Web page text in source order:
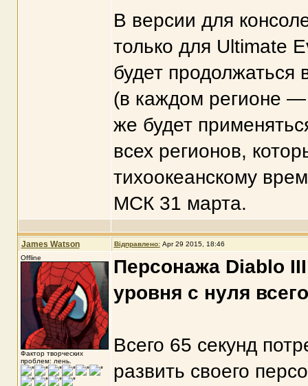
В версии для
только для Ultimate
будет продолжаться
(в каждом регионе
же будет
всех регионов,
тихоокеанскому
МСК 31 марта.
James Watson Відправлено: Apr 29 2015, 18:46
Offline
Фактор творческих
проблем: лень.
Персонажа Diablo
уровня с нуля
Всего 65 секунд
развить своего